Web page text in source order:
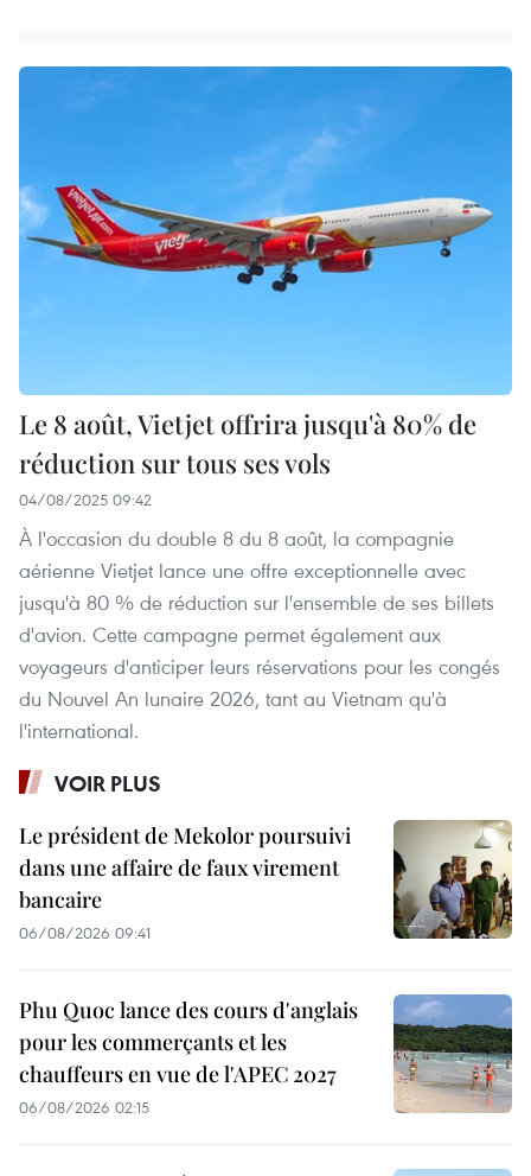
Le 8 août, Vietjet offrira jusqu'à 80% de
réduction sur tous ses vols
04/08/2025 09:42
À l'occasion du double 8 du 8 août, la compagnie
aérienne Vietjet lance une offre exceptionnelle avec
jusqu'à 80 % de réduction sur l'ensemble de ses billets
d'avion. Cette campagne permet également aux
voyageurs d'anticiper leurs réservations pour les congés
du Nouvel An lunaire 2026, tant au Vietnam qu'à
l'international.
VOIR PLUS
Le président de Mekolor poursuivi
dans une affaire de faux virement
bancaire
06/08/2026 09:41
Phu Quoc lance des cours d'anglais
pour les commerçants et les
chauffeurs en vue de l'APEC 2027
06/08/2026 02:15